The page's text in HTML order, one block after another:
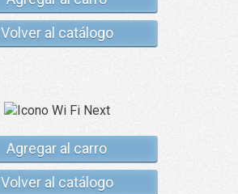
Volver al catálogo
Agregar al carro
Volver al catálogo